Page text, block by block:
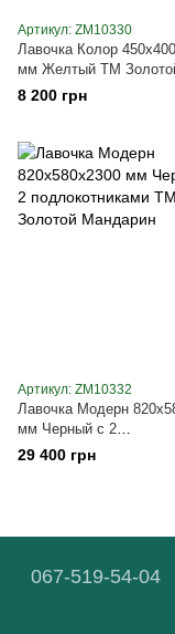
Артикул: ZM10330
Лавочка Колор
мм Желтый ТМ
Мандарин
8 200 грн
Артикул: ZM10332
Лавочка Модерн
мм Черный с 2
подлокотниками ТМ
Мандарин
29 400 грн
067-519-54-04